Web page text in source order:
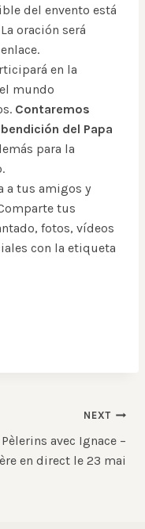
del envento está
La oración será
en la
mundo
Contaremos
del Papa
para la
a tus amigos y
tus
fotos, vídeos
con la etiqueta
NEXT
Pèlerins avec Ignace –
en direct le 23 mai